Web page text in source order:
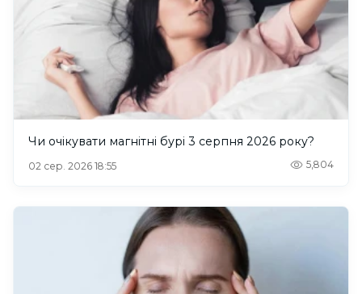
Чи очікувати магнітні бурі 3 серпня 2026 року?
02 сер. 2026 18:55 5,804